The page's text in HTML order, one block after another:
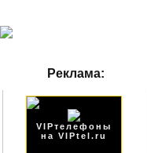
Реклама:
VIPтелефоны
на VIPtel.ru